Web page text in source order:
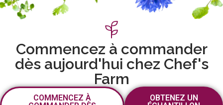
Commencez à commander
dès aujourd'hui chez Chef's
Farm
COMMENCEZ À
OBTENEZ UN